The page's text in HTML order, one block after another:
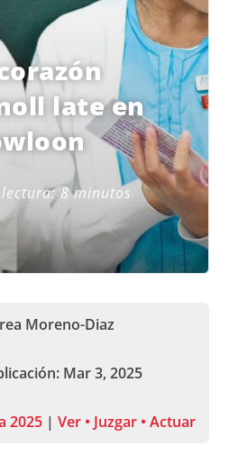
late en
8 minutos
Moreno-Diaz
Mar 3, 2025
2025 | Ver • Juzgar • Actuar